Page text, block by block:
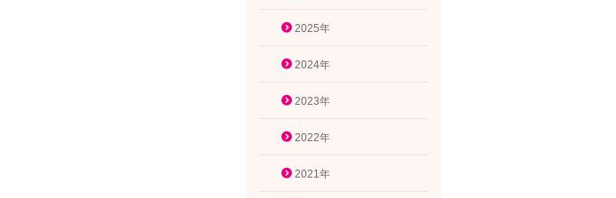
2025年
2024年
2023年
2022年
2021年